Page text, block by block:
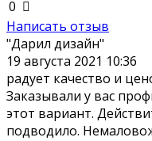
0
Написать отзыв
"Дарил дизайн"
19 августа 2021 10:36
радует качество и
Заказывали у вас
этот вариант.
подводило.